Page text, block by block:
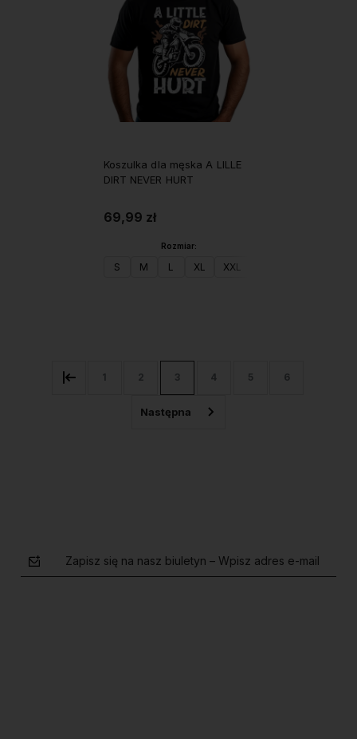
Koszulka dla męska A LILLE
DIRT NEVER HURT
69,99 zł
Rozmiar:
S M L XL XXL
1 2 3 4 5 6
Zapisz się na nasz biuletyn – Wpisz adres e-mail